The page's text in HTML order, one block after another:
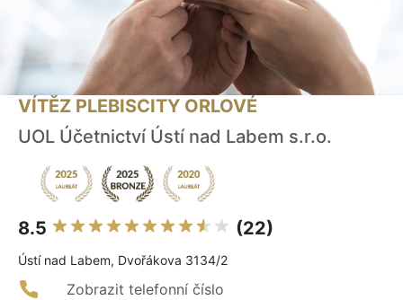
VÍTĚZ PLEBISCITY ORLOVÉ
UOL Účetnictví Ústí nad Labem s.r.o.
8.5 (22)
Ústí nad Labem, Dvořákova 3134/2
Zobrazit telefonní číslo